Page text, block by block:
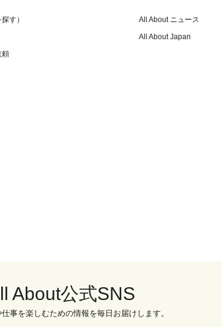
す）
頼
All About ニュース
All About Japan
About公式SNS
事を楽しむための情報を毎日お届けします。